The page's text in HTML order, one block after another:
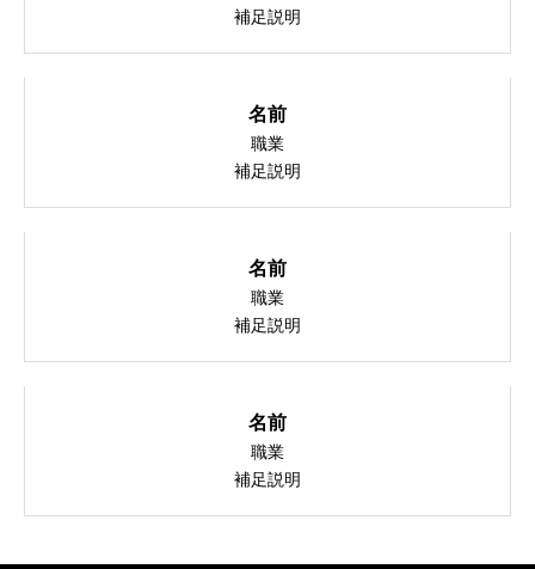
補足説明
名前
職業
補足説明
名前
職業
補足説明
名前
職業
補足説明